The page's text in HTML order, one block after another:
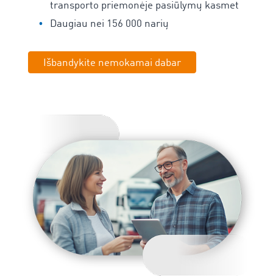
transporto priemonėje pasiūlymų kasmet
Daugiau nei 156 000 narių
Išbandykite nemokamai dabar